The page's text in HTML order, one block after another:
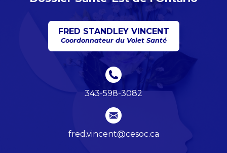
FRED STANDLEY VINCENT
Coordonnateur du Volet Santé
343-598-3082
fred.vincent@cesoc.ca